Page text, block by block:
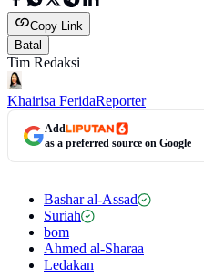
Copy Link
Batal
Tim Redaksi
Khairisa FeridaReporter
Add
as a preferred source on Google
Bashar al-Assad
Suriah
bom
Ahmed al-Sharaa
Ledakan